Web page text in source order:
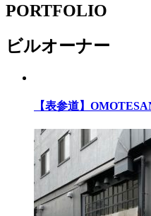
PORTFOLIO
ビルオーナー
【表参道】